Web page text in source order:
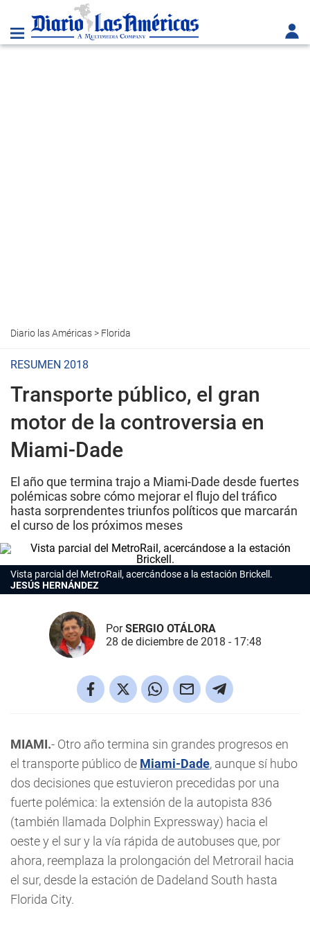
Diario las Américas> Florida
RESUMEN 2018
Transporte público, el gran
motor de la controversia en
Miami-Dade
El año que termina trajo a Miami-Dade desde fuertes
polémicas sobre cómo mejorar el flujo del tráfico
hasta sorprendentes triunfos políticos que marcarán
el curso de los próximos meses
Vista parcial del MetroRail, acercándose a la estación Brickell.
JESÚS HERNÁNDEZ
PorSERGIO OTÁLORA
28 de diciembre de 2018 - 17:48
MIAMI.- Otro año termina sin grandes progresos en
el transporte público de Miami-Dade, aunque sí hubo
dos decisiones que estuvieron precedidas por una
fuerte polémica: la extensión de la autopista 836
(también llamada Dolphin Expressway) hacia el
oeste y el sur y la vía rápida de autobuses que, por
ahora, reemplaza la prolongación del Metrorail hacia
el sur, desde la estación de Dadeland South hasta
Florida City.